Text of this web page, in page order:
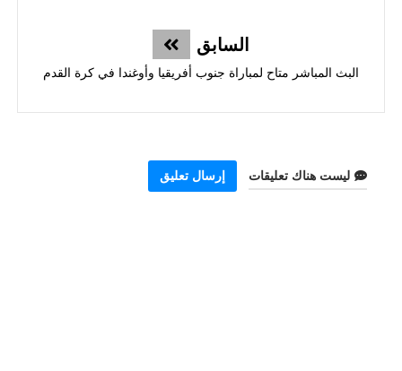
السابق
البث المباشر متاح لمباراة جنوب أفريقيا وأوغندا في كرة القدم
ليست هناك تعليقات إرسال تعليق